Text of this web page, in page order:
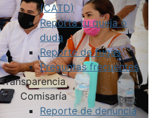
(CATD)
Reporta tu queja o
duda
Reporte de fugas
Preguntas frecuentes
Transparencia
Comisaría
Reporte de denuncia